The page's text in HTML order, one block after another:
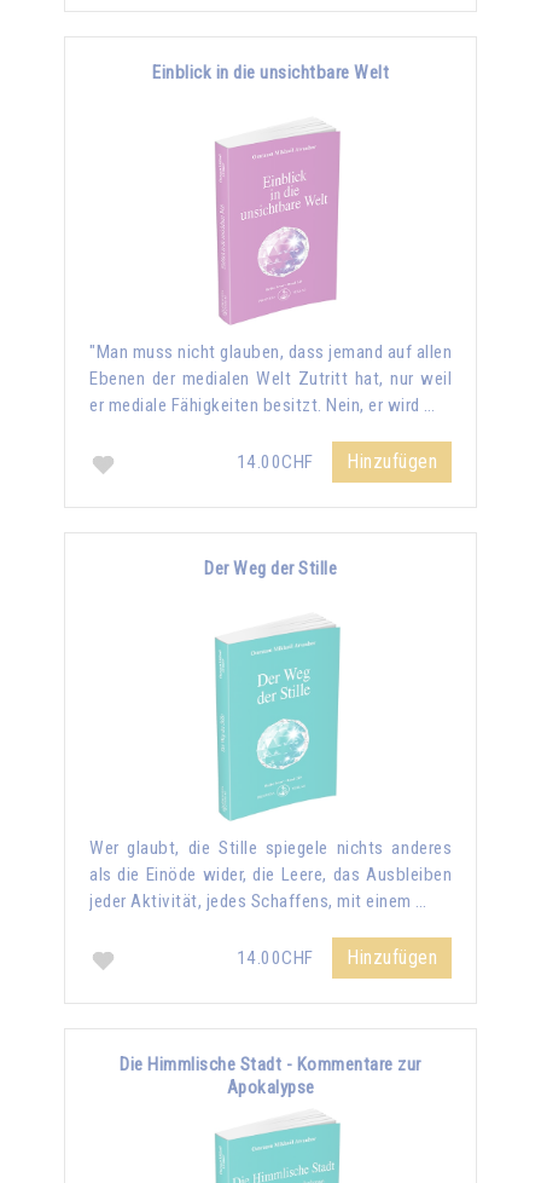
Einblick in die unsichtbare Welt
"Man muss nicht glauben, dass jemand auf allen
Ebenen der medialen Welt Zutritt hat, nur weil
er mediale Fähigkeiten besitzt. Nein, er wird …
14.00CHF Hinzufügen
Der Weg der Stille
Wer glaubt, die Stille spiegele nichts anderes
als die Einöde wider, die Leere, das Ausbleiben
jeder Aktivität, jedes Schaffens, mit einem …
14.00CHF Hinzufügen
Die Himmlische Stadt - Kommentare zur
Apokalypse